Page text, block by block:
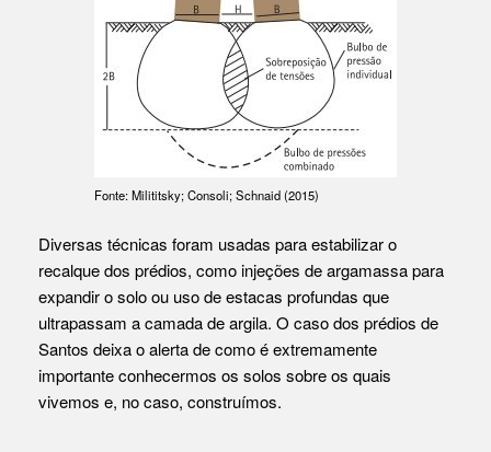
Fonte: Milititsky; Consoli; Schnaid (2015)
Diversas técnicas foram usadas para estabilizar o
recalque dos prédios, como injeções de argamassa para
expandir o solo ou uso de estacas profundas que
ultrapassam a camada de argila. O caso dos prédios de
Santos deixa o alerta de como é extremamente
importante conhecermos os solos sobre os quais
vivemos e, no caso, construímos.